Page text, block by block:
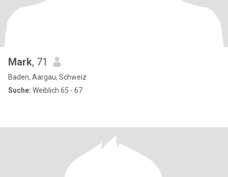
Mark, 71
Baden, Aargau, Schweiz
Suche: Weiblich 65 - 67